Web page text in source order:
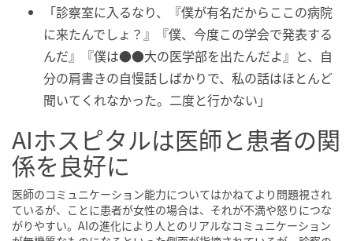
「診察室に入るなり、『僕が有名だからここの病院
に来たんでしょ？』『僕、今度この学会で発表する
んだ』『僕は●●大の医学部を出たんだよ』と、自
分の肩書きの自慢話しばかりで、私の話はほとんど
聞いてくれなかった。二度と行かない」
AIホスピタルは医師と患者の関
係を良好に
医師のコミュニケーション能力についてはかねてより問題視され
ているが、ことに患者が女性の場合は、それが不満や怒りにつな
がりやすい。AIの進化により人とのリアルなコミュニケーション